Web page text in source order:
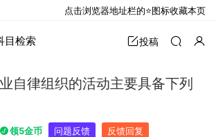
目检索 投稿
自律组织的活动主要具备下列
领5金币 问题反馈 反馈回复
点击浏览器地址栏的⭐图标收藏本页